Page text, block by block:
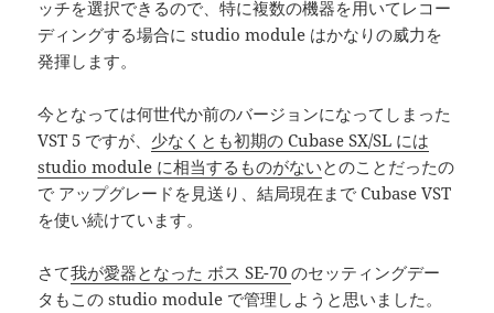
ッチを選択できるので、特に複数の機器を用いてレコー
ディングする場合に studio module はかなりの威力を
発揮します。
今となっては何世代か前のバージョンになってしまった
VST 5 ですが、 少なくとも初期の Cubase SX/SL には
studio module に相当するものがないとのことだったの
で アップグレードを見送り、結局現在まで Cubase VST
を使い続けています。
さて我が愛器となった ボス SE-70のセッティングデー
タもこの studio module で管理しようと思いました。